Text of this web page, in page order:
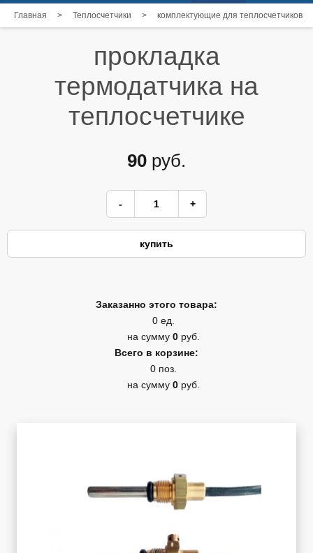
Главная > Теплосчетчики > комплектующие для теплосчетчиков
прокладка
термодатчика на
теплосчетчике
90 руб.
Заказанно этого товара:
0 ед.
на сумму 0 руб.
Всего в корзине:
0 поз.
на сумму 0 руб.